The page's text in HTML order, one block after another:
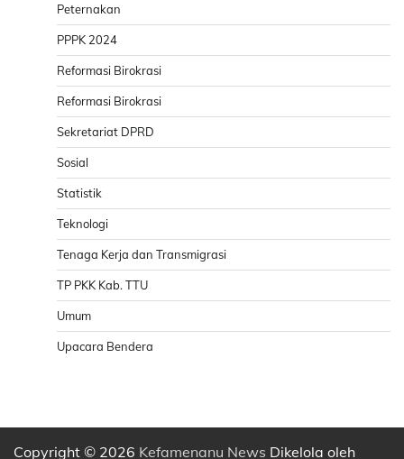
Peternakan
PPPK 2024
Reformasi Birokrasi
Reformasi Birokrasi
Sekretariat DPRD
Sosial
Statistik
Teknologi
Tenaga Kerja dan Transmigrasi
TP PKK Kab. TTU
Umum
Upacara Bendera
Copyright © 2026 Kefamenanu News Dikelola oleh